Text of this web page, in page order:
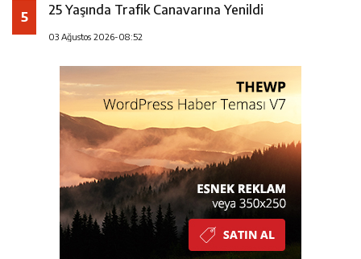
5 25 Yaşında Trafik Canavarına Yenildi
03 Ağustos 2026-08:52